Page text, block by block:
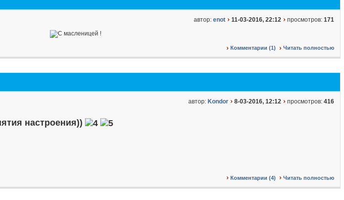
автор: enot 11-03-2016, 22:12 просмотров: 171
Комментарии (1) Читать полностью
автор: Kondor 8-03-2016, 12:12 просмотров: 416
настроения))
Комментарии (4) Читать полностью